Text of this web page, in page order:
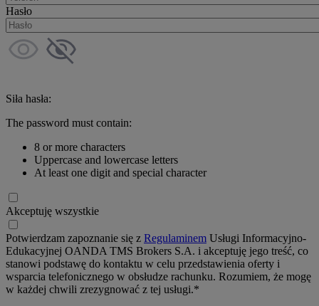
Hasło
Siła hasła:
The password must contain:
8 or more characters
Uppercase and lowercase letters
At least one digit and special character
Akceptuję wszystkie
Potwierdzam zapoznanie się z Regulaminem Usługi Informacyjno-
Edukacyjnej OANDA TMS Brokers S.A. i akceptuję jego treść, co
stanowi podstawę do kontaktu w celu przedstawienia oferty i
wsparcia telefonicznego w obsłudze rachunku. Rozumiem, że mogę
w każdej chwili zrezygnować z tej usługi.*